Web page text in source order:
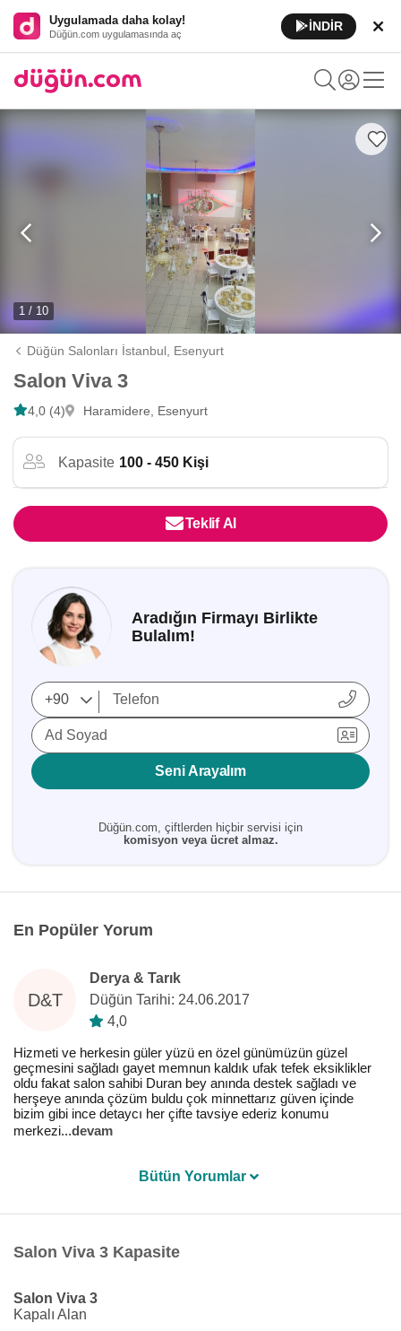
Uygulamada daha kolay!
Düğün.com uygulamasında aç
İNDİR
1 / 10
Düğün Salonları İstanbul, Esenyurt
Salon Viva 3
4,0 (4) Haramidere, Esenyurt
Kapasite 100 - 450 Kişi
Teklif Al
Aradığın Firmayı Birlikte
Bulalım!
Ad Soyad
Seni Arayalım
Düğün.com, çiftlerden hiçbir servisi için
komisyon veya ücret almaz.
En Popüler Yorum
D&T
Derya & Tarık
Düğün Tarihi: 24.06.2017
4,0
Hizmeti ve herkesin güler yüzü en özel günümüzün güzel
geçmesini sağladı gayet memnun kaldık ufak tefek eksiklikler
oldu fakat salon sahibi Duran bey anında destek sağladı ve
herşeye anında çözüm buldu çok minnettarız güven içinde
bizim gibi ince detaycı her çifte tavsiye ederiz konumu
merkezi...devam
Bütün Yorumlar
Salon Viva 3 Kapasite
Salon Viva 3
Kapalı Alan